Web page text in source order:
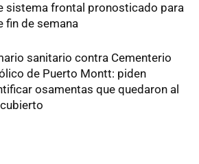
sistema frontal pronosticado para
fin de semana
sanitario contra Cementerio
de Puerto Montt: piden
osamentas que quedaron al